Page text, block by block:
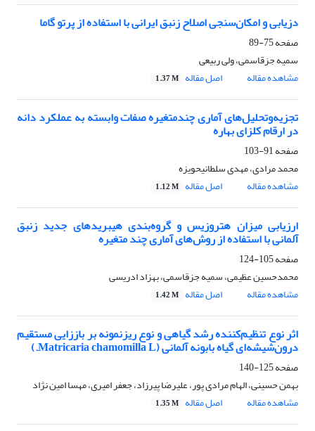
دزیابی و امکان‌سنجی اصلاح زنبق ایرانی با استفاده از پرتو گاما
صفحه75-89
سمیه جزقاسمی، ولی ربیعی
مشاهده مقاله
اصل مقاله 1.37 M
تجزیه‌وتحلیل‌های آماری چندمتغیره صفات وابسته به عملکرد دانه
در ارقام کلزای بهاره
صفحه91-103
محمد مرادی، مهدی سلطانیحویزه
مشاهده مقاله
اصل مقاله 1.12 M
ارزیابی میزان هتروزیس و گروه‌بندی هیبریدهای جدید زنبق
آلمانی با استفاده از روش‌های آماری چند متغیره
صفحه105-124
محمدحسین عظیمی، سمیه جزقاسمی، بهزاد ادریسی
مشاهده مقاله
اصل مقاله 1.42 M
اثر نوع تنظیم‌کننده رشد گیاهی و نوع ریزنمونه بر باززایی مستقیم
درون‌شیشه‌ای گیاه بابونه آلمانی (Matricaria chamomilla L.)
صفحه125-140
بهمن حسینی، الهام مرادی پور، علیرضا پیرزاد، جعفر امیری، مهسا امین نژاد
مشاهده مقاله
اصل مقاله 1.35 M